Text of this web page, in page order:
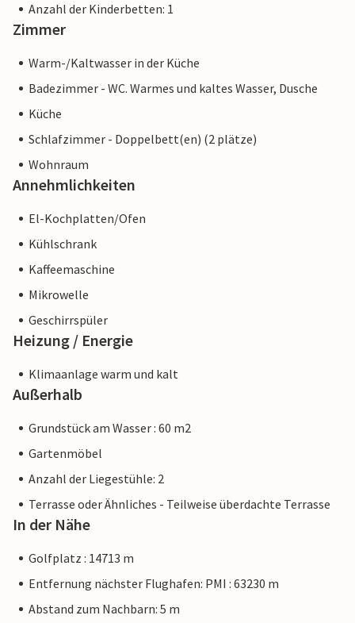
Anzahl der Kinderbetten: 1
Zimmer
Warm-/Kaltwasser in der Küche
Badezimmer - WC. Warmes und kaltes Wasser, Dusche
Küche
Schlafzimmer - Doppelbett(en) (2 plätze)
Wohnraum
Annehmlichkeiten
El-Kochplatten/Ofen
Kühlschrank
Kaffeemaschine
Mikrowelle
Geschirrspüler
Heizung / Energie
Klimaanlage warm und kalt
Außerhalb
Grundstück am Wasser : 60 m2
Gartenmöbel
Anzahl der Liegestühle: 2
Terrasse oder Ähnliches - Teilweise überdachte Terrasse
In der Nähe
Golfplatz : 14713 m
Entfernung nächster Flughafen: PMI : 63230 m
Abstand zum Nachbarn: 5 m